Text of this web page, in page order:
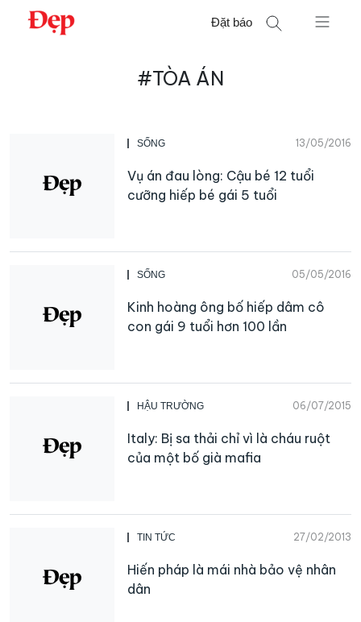
Chuyển
Đặt báo
#TÒA ÁN
SỐNG 13/05/2016
Vụ án đau lòng: Cậu bé 12 tuổi
cưỡng hiếp bé gái 5 tuổi
SỐNG 05/05/2016
Kinh hoàng ông bố hiếp dâm cô
con gái 9 tuổi hơn 100 lần
HẬU TRƯỜNG 06/07/2015
Italy: Bị sa thải chỉ vì là cháu ruột
của một bố già mafia
TIN TỨC 27/02/2013
Hiến pháp là mái nhà bảo vệ nhân
dân